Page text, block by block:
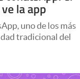
la app
uno de los más
tradicional del